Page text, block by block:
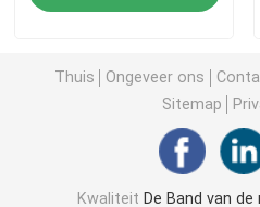
Thuis Ongeveer ons
Sitemap
Kwaliteit De Band van